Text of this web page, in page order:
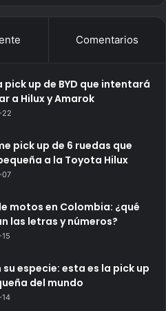
Comentarios
pick up de BYD que intentará
a Hilux y Amarok
pick up de 6 ruedas que
a la Toyota Hilux
motos en Colombia: ¿qué
las letras y números?
su especie: esta es la pick up
del mundo